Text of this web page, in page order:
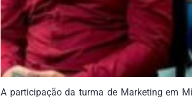
A participação da turma de Marketing em